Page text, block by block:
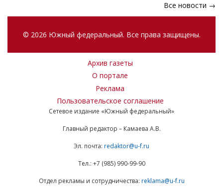
Все новости →
© 2026 Южный федеральный. Все права защищены.
Архив газеты
О портале
Реклама
Пользовательское соглашение
Сетевое издание «Южный федеральный»
Главный редактор – Камаева А.В.
Эл. почта: redaktor@u-f.ru
Тел.: +7 (985) 990-99-90
Отдел рекламы и сотрудничества: reklama@u-f.ru